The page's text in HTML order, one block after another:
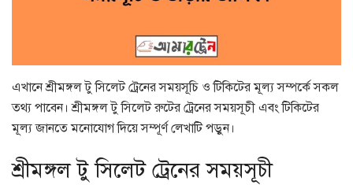
এখানে শ্রীমঙ্গল টু সিলেট ট্রেনের সময়সূচি ও টিকিটের মূল্য সম্পর্কে সকল
তথ্য পাবেন। শ্রীমঙ্গল টু সিলেট রুটের ট্রেনের সময়সূচী এবং টিকিটের
মূল্য জানতে মনোযোগ দিয়ে সম্পূর্ণ লেখাটি পড়ুন।
শ্রীমঙ্গল টু সিলেট ট্রেনের সময়সূচী